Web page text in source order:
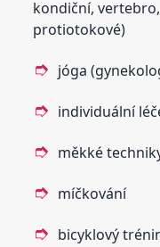
kondiční,
protiotokové)
jóga
individuální
měkké
míčkování
bicyklový